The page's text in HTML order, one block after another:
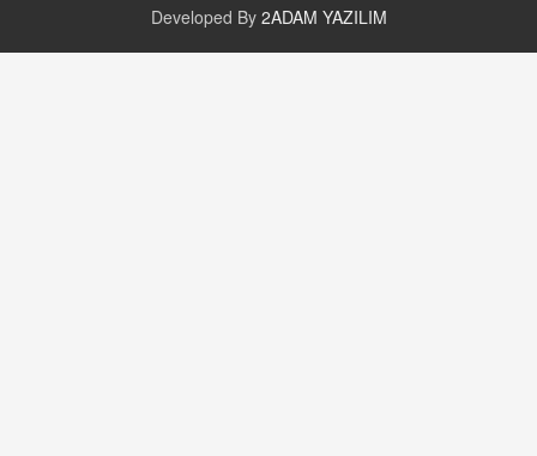
CAN UĞURATEŞ
Değişen yapısıyla Suriye
Developed By 2ADAM YAZILIM